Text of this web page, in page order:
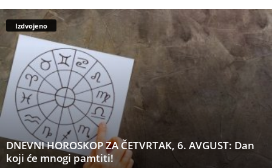
Izdvojeno
DNEVNI HOROSKOP ZA ČETVRTAK, 6. AVGUST: Dan
koji će mnogi pamtiti!